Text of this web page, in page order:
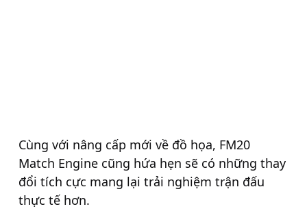
Cùng với nâng cấp mới về đồ họa, FM20
Match Engine cũng hứa hẹn sẽ có những thay
đổi tích cực mang lại trải nghiệm trận đấu
thực tế hơn.